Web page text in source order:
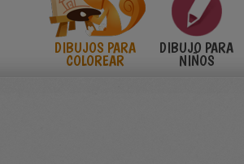
DIBUJOS PARA
COLOREAR
DIBUJO PARA
NIÑOS